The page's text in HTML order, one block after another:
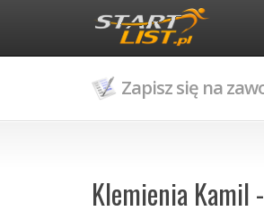
Zapisz się na
Klemienia Kamil